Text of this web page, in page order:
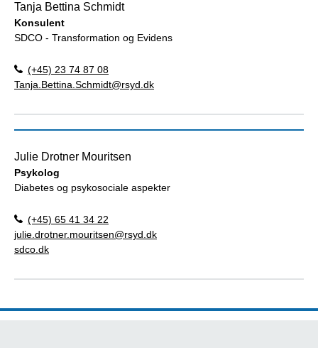
Tanja Bettina Schmidt
Konsulent
SDCO - Transformation og Evidens
(+45) 23 74 87 08
Tanja.Bettina.Schmidt@rsyd.dk
Julie Drotner Mouritsen
Psykolog
Diabetes og psykosociale aspekter
(+45) 65 41 34 22
julie.drotner.mouritsen@rsyd.dk
sdco.dk